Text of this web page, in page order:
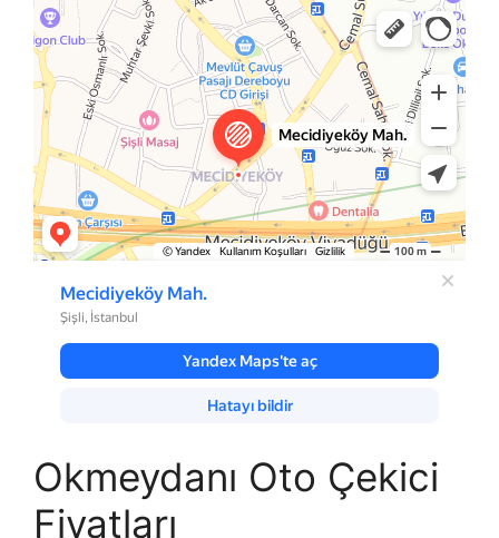
Şişli
Okmeydanı Mah. — Yandex.Haritalar
Okmeydanı Oto Çekici
Fiyatları